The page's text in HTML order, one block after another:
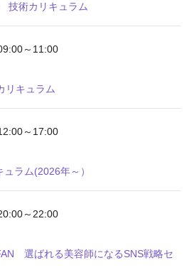
技術カリキュラム
～11:00
キュラム
～17:00
ラム(2026年～）
～22:00
選ばれる美容師になるSNS戦略セ